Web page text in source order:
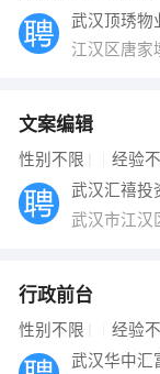
武汉顶琇物
江汉区唐家
文案编辑
性别不限 经验
武汉汇禧投
武汉市江汉
行政前台
性别不限 经验